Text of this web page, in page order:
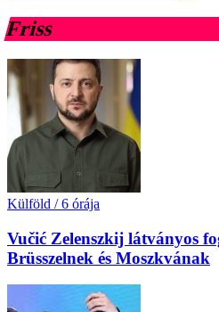
Friss
Külföld / 6 órája
Vučić Zelenszkij látványos
Brüsszelnek és Moszkvának